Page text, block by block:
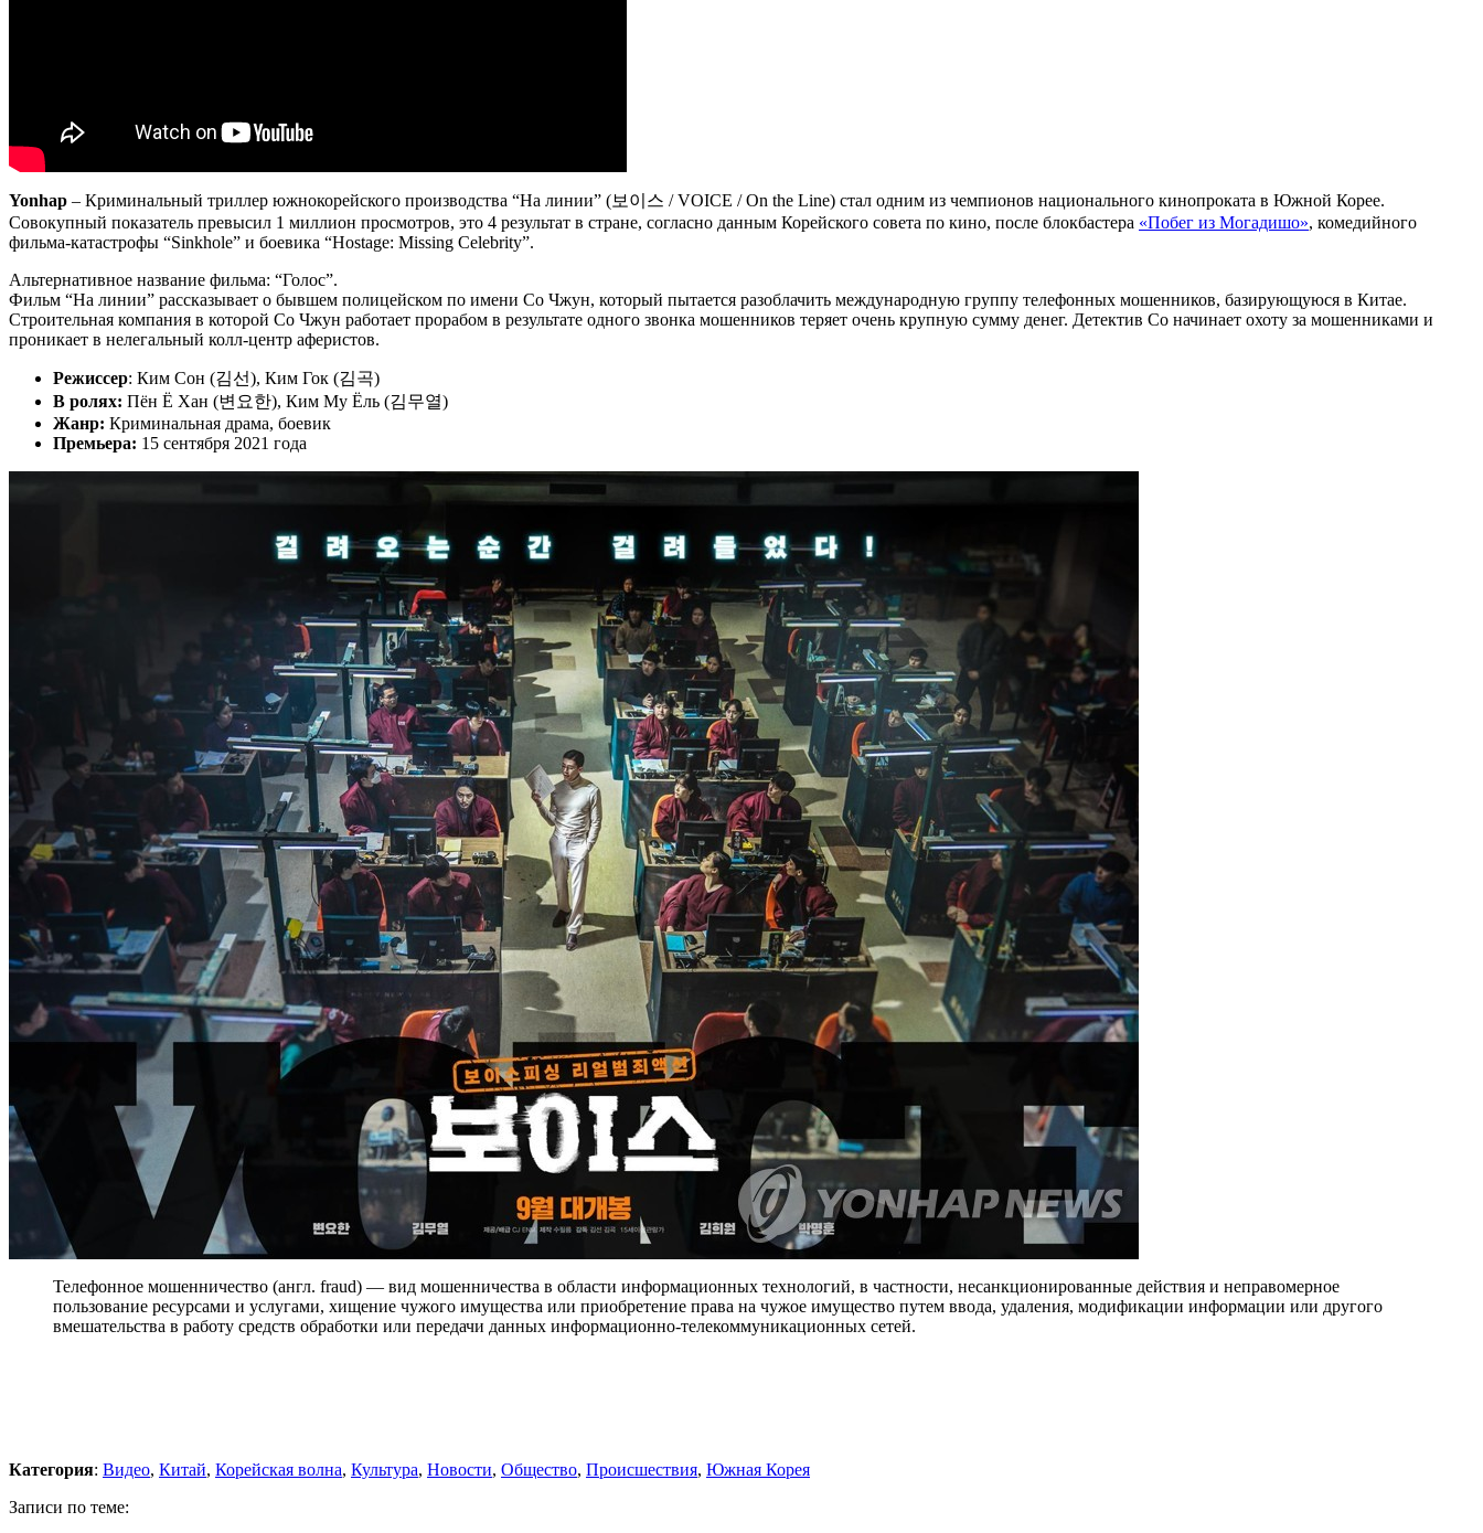
Yonhap – Криминальный триллер южнокорейского производства “На линии” (보이스 / VOICE / On the Line) стал одним из чемпионов национального кинопроката в Южной Корее.
Совокупный показатель превысил 1 миллион просмотров, это 4 результат в стране, согласно данным Корейского совета по кино, после блокбастера «Побег из Могадишо», комедийного
фильма-катастрофы “Sinkhole” и боевика “Hostage: Missing Celebrity”.
Альтернативное название фильма: “Голос”.
Фильм “На линии” рассказывает о бывшем полицейском по имени Со Чжун, который пытается разоблачить международную группу телефонных мошенников, базирующуюся в Китае.
Строительная компания в которой Со Чжун работает прорабом в результате одного звонка мошенников теряет очень крупную сумму денег. Детектив Со начинает охоту за мошенниками и
проникает в нелегальный колл-центр аферистов.
Режиссер: Ким Сон (김선), Ким Гок (김곡)
В ролях: Пён Ë Хан (변요한), Ким Му Ëль (김무열)
Жанр: Криминальная драма, боевик
Премьера: 15 сентября 2021 года
Телефонное мошенничество (англ. fraud) — вид мошенничества в области информационных технологий, в частности, несанкционированные действия и неправомерное
пользование ресурсами и услугами, хищение чужого имущества или приобретение права на чужое имущество путем ввода, удаления, модификации информации или другого
вмешательства в работу средств обработки или передачи данных информационно-телекоммуникационных сетей.
Категория: Видео, Китай, Корейская волна, Культура, Новости, Общество, Происшествия, Южная Корея
Записи по теме: